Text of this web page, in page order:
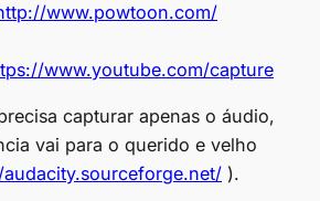
www.powtoon.com/
www.youtube.com/capture
capturar apenas o áudio,
vai para o querido e velho
).